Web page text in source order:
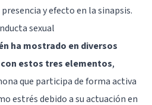
y efecto en la sinapsis.
sexual
ha mostrado en diversos
estos tres elementos,
que participa de forma activa
estrés debido a su actuación en